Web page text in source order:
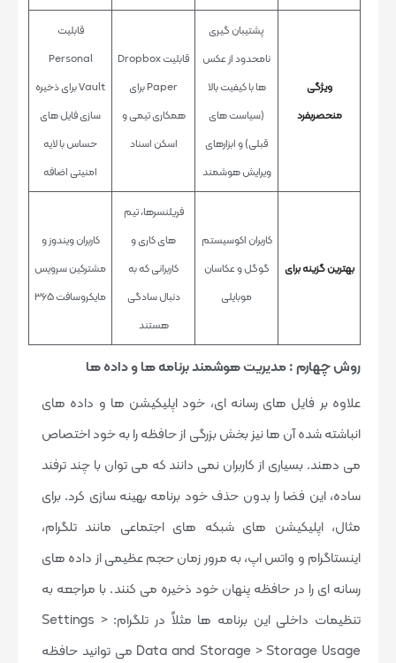
ویژگی
منحصربفرد
پشتیبان گیری
نامحدود از عکس
ها با کیفیت بالا
(سیاست های
قبلی) و ابزارهای
ویرایش هوشمند
قابلیت Dropbox
Paper برای
همکاری تیمی و
اسکن اسناد
قابلیت
Personal
Vault برای ذخیره
سازی فایل های
حساس با لایه
امنیتی اضافه
بهترین گزینه برای
کاربران اکوسیستم
گوگل و عکاسان
موبایلی
فریلنسرها، تیم
های کاری و
کاربرانی که به
دنبال سادگی
هستند
کاربران ویندوز و
مشترکین سرویس
مایکروسافت 365
روش چهارم : مدیریت هوشمند برنامه ها و داده ها
علاوه بر فایل های رسانه ای، خود اپلیکیشن ها و داده های
انباشته شده آن ها نیز بخش بزرگی از حافظه را به خود اختصاص
می دهند. بسیاری از کاربران نمی دانند که می توان با چند ترفند
ساده، این فضا را بدون حذف خود برنامه بهینه سازی کرد. برای
مثال، اپلیکیشن های شبکه های اجتماعی مانند تلگرام،
اینستاگرام و واتس اپ، به مرور زمان حجم عظیمی از داده های
رسانه ای را در حافظه پنهان خود ذخیره می کنند. با مراجعه به
تنظیمات داخلی این برنامه ها مثلاً در تلگرام: Settings >
Data and Storage > Storage Usage می توانید حافظه